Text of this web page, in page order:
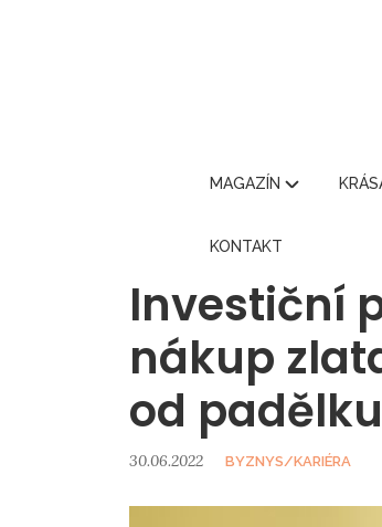
MAGAZÍN
KONTAKT
Investiční
nákup
od
30.06.2022 BYZNYS/KARIÉRA